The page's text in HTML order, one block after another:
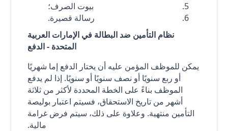
بيوت الصرف؛
رسالة قصيرة.
نظام التأمين ضد البطالة في الإمارات العربية
المتحدة - الدفع
يمكن للموظف المؤمن عليه أن يختار الدفع إما شهريًا
أو ربع سنويًا أو نصف سنويًا أو سنويًا. إذا لم يدفع
الموظف بناءً على الخطة المحددة لأكثر من ثلاثة
أشهر من تاريخ الاستحقاق، فسيتم اعتبار بوليصة
التأمين منتهية. وعلاوة على ذلك، سيتم فرض غرامة
مالية.